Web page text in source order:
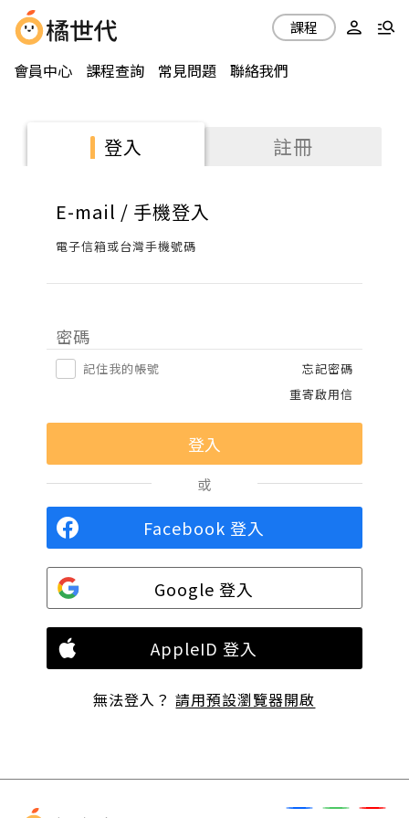
會員中心 課程查詢 常見問題 聯絡我們
課程
登入 註冊
E-mail / 手機登入
電子信箱或台灣手機號碼
密碼
記住我的帳號
忘記密碼
重寄啟用信
或
Facebook 登入
Google 登入
AppleID 登入
無法登入？請用預設瀏覽器開啟